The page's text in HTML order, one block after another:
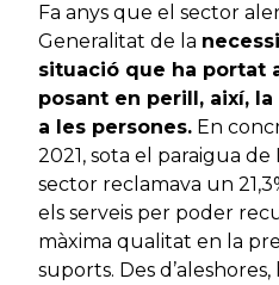
Fa anys que el sector
Generalitat de la
situació que ha portat
posant en perill, així,
a les persones. En
2021, sota el paraigua de
sector reclamava un
els serveis per poder
màxima qualitat en la
suports. Des